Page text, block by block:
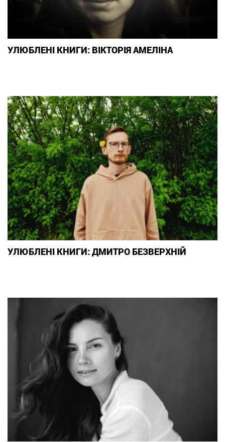
УЛЮБЛЕНІ КНИГИ: ВІКТОРІЯ АМЕЛІНА
УЛЮБЛЕНІ КНИГИ: ДМИТРО БЕЗВЕРХНІЙ